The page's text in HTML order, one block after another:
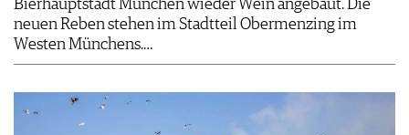
Bierhauptstadt München wieder Wein angebaut. Die
neuen Reben stehen im Stadtteil Obermenzing im
Westen Münchens.…